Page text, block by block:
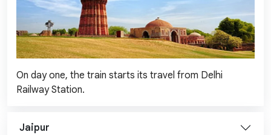
On day one, the train starts its travel from Delhi
Railway Station.
Jaipur